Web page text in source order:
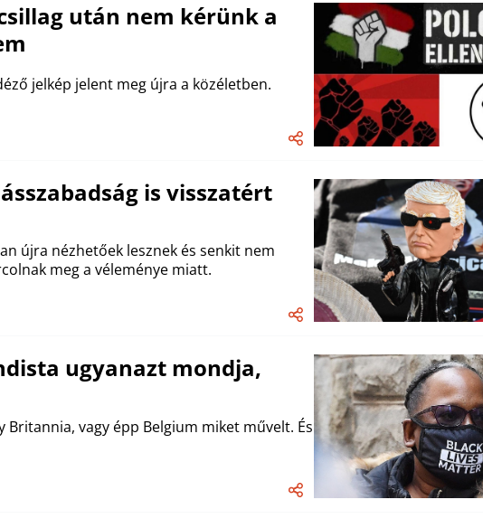
után nem kérünk a
jelkép jelent meg újra a közéletben.
is visszatért
újra nézhetőek lesznek és senkit nem
meg a véleménye miatt.
ugyanazt mondja,
Britannia, vagy épp Belgium miket művelt. És